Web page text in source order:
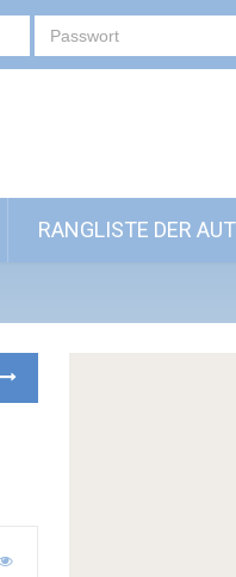
RANGLISTE DER